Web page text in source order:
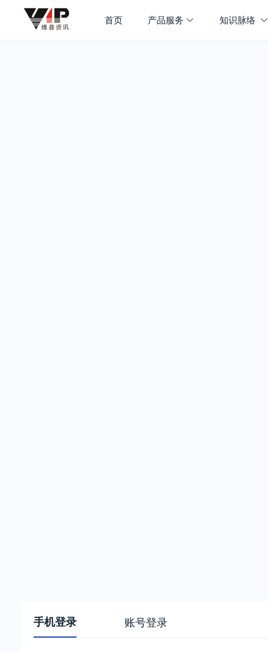
首页 产品服务 知识脉络
手机登录 账号登录